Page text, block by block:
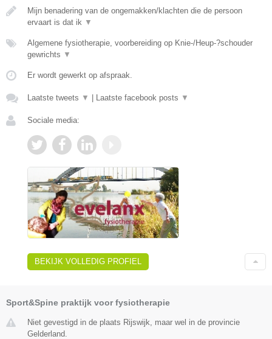
Mijn benadering van de ongemakken/klachten die de persoon
ervaart is dat ik ▼
Algemene fysiotherapie, voorbereiding op Knie-/Heup-?schouder
gewrichts ▼
Er wordt gewerkt op afspraak.
Laatste tweets ▼ | Laatste facebook posts ▼
Sociale media:
BEKIJK VOLLEDIG PROFIEL
Sport&Spine praktijk voor fysiotherapie
Niet gevestigd in de plaats Rijswijk, maar wel in de provincie
Gelderland.